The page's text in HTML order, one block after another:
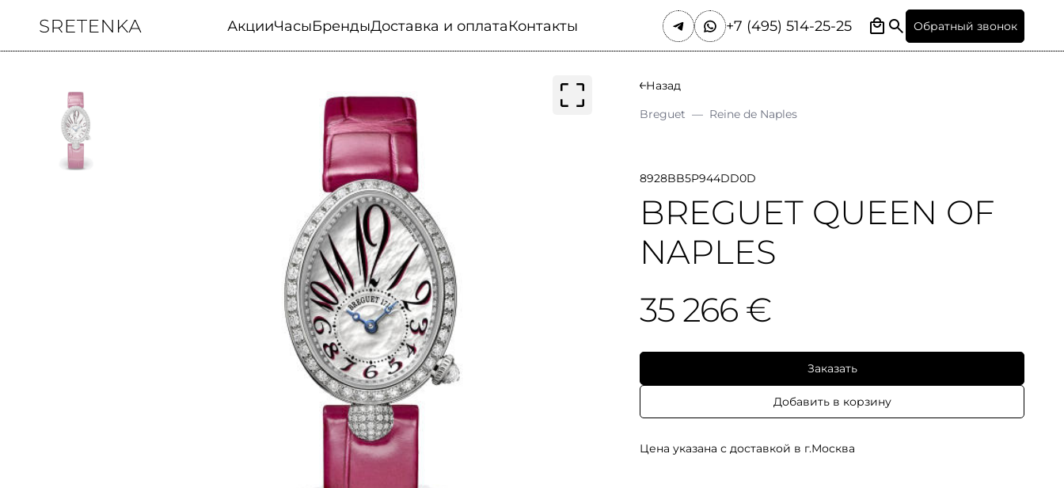
АкцииЧасыБрендыДоставка и оплатаКонтакты +7 (495) 514-25-25 Обратный звонок
Назад
Breguet — Reine de Naples
8928BB5P944DD0D
BREGUET QUEEN OF
NAPLES
35 266 €
Заказать
Добавить в корзину
Цена указана с доставкой в г.Москва